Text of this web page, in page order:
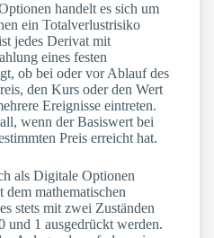
handelt es sich um
ein Totalverlustrisiko
jedes Derivat mit
eines festen
ob bei oder vor Ablauf des
den Kurs oder den Wert
Ereignisse eintreten.
wenn der Basiswert bei
Preis erreicht hat.
als Digitale Optionen
mathematischen
stets mit zwei Zuständen
und 1 ausgedrückt werden.